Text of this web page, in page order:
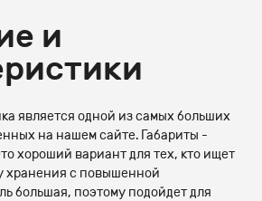
и
является одной из самых больших
на нашем сайте. Габариты -
хороший вариант для тех, кто ищет
хранения с повышенной
большая, поэтому подойдет для